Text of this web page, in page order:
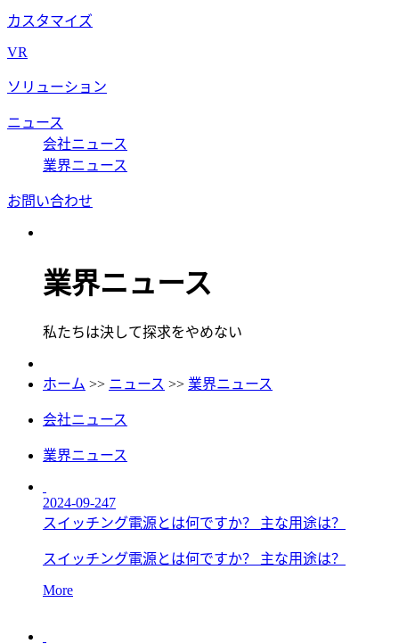
カスタマイズ
VR
ソリューション
ニュース
会社ニュース
業界ニュース
お問い合わせ
業界ニュース
私たちは決して探求をやめない
ホーム >> ニュース >> 業界ニュース
会社ニュース
業界ニュース
2024-09-247
スイッチング電源とは何ですか？ 主な用途は？
スイッチング電源とは何ですか？ 主な用途は？
More